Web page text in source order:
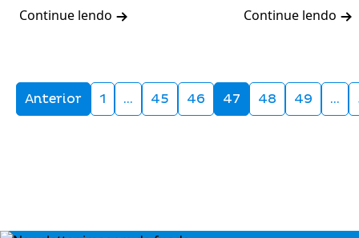
Continue lendo Continue lendo
Anterior 1 … 45 46 47 48 49 …